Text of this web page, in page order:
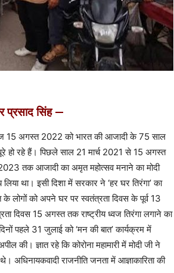
सिंह —
15 अगस्त 2022 को भारत की आजादी के 75 साल
हो रहे हैं। पिछले साल 21 मार्च 2021 से 15 अगस्त
तक आजादी का अमृत महोत्सव मनाने का मोदी
था। इसी दिशा में सरकार ने ‘हर घर तिरंगा’ का
के लोगों को अपने घर पर स्वतंत्रता दिवस के पूर्व 13
दिवस 15 अगस्त तक राष्ट्रीय ध्वज तिरंगा लगाने का
पहले 31 जुलाई को ‘मन की बात’ कार्यक्रम में
की। ज्ञात रहे कि कोरोना महामारी में मोदी जी ने
राजनीति जनता में आज्ञाकारिता की